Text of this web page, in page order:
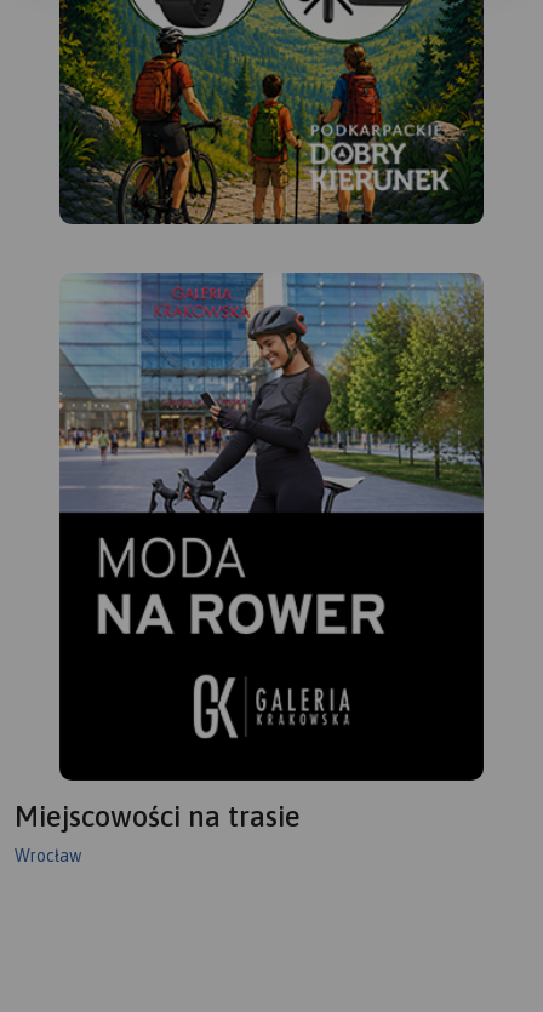
Miejscowości na trasie
Wrocław